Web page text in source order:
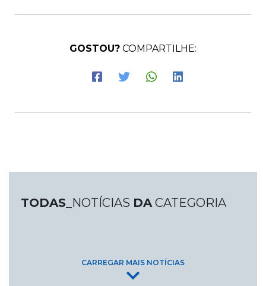
GOSTOU? COMPARTILHE:
TODAS_ NOTÍCIAS DACATEGORIA
CARREGAR MAIS NOTÍCIAS